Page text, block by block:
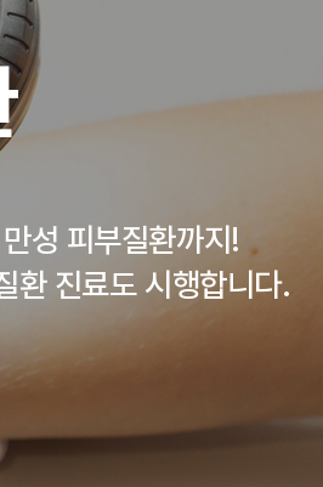
성 피부질환까지!
환 진료도 시행합니다.